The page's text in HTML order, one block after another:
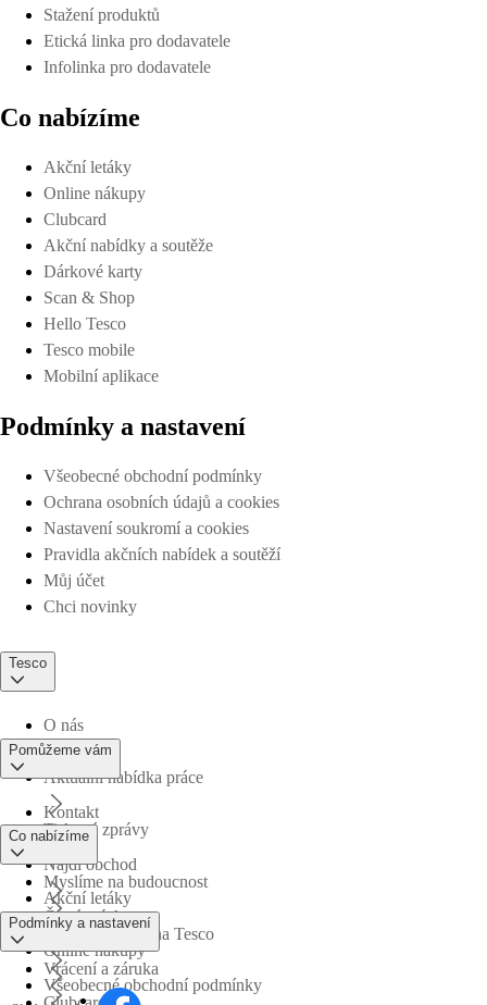
Stažení produktů
Etická linka pro dodavatele
Infolinka pro dodavatele
Co nabízíme
Akční letáky
Online nákupy
Clubcard
Akční nabídky a soutěže
Dárkové karty
Scan & Shop
Hello Tesco
Tesco mobile
Mobilní aplikace
Podmínky a nastavení
Všeobecné obchodní podmínky
Ochrana osobních údajů a cookies
Nastavení soukromí a cookies
Pravidla akčních nabídek a soutěží
Můj účet
Chci novinky
Tesco
O nás
Aktuální nabídka práce
Tiskové zprávy
Myslíme na budoucnost
Obchodní skupina Tesco
Pomůžeme vám
Kontakt
Najdi obchod
Časté otázky
Vrácení a záruka
Co nabízíme
Akční letáky
Online nákupy
Podmínky a nastavení
Všeobecné obchodní podmínky